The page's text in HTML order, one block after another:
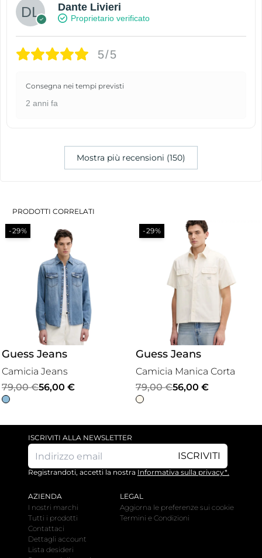
Dante Livieri
Proprietario verificato
5/5
Consegna nei tempi previsti
2 anni fa
Mostra più recensioni (150)
PRODOTTI CORRELATI
-29%
Guess Jeans
Camicia Jeans
79,00€
Il
prezzo
79,00 €.
56,00 €
Il
prezzo
56,00 €.
-29%
Guess Jeans
Camicia Manica Corta
79,00€
Il
prezzo
56,00 €
Il
prezzo
ISCRIVITI ALLA NEWSLETTER
ISCRIVITI
Registrandoti, accetti la nostra Informativa sulla privacy*.
AZIENDA
I nostri marchi
Tutti i prodotti
Contattaci
Dettagli account
Lista desideri
LEGAL
Aggiorna le preferenze sui cookie
Termini e Condizioni